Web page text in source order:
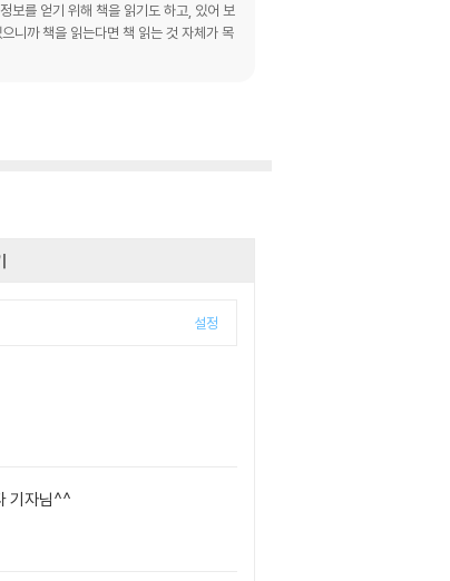
보를 얻기 위해 책을 읽기도 하고, 있어 보
니까 책을 읽는다면 책 읽는 것 자체가 목
설정
기자님^^